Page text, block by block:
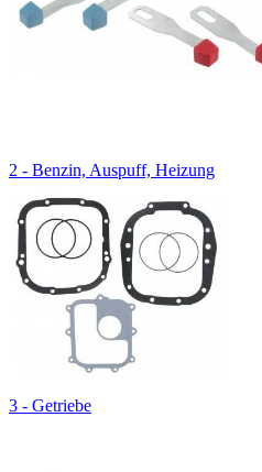
2 - Benzin, Auspuff, Heizung
3 - Getriebe